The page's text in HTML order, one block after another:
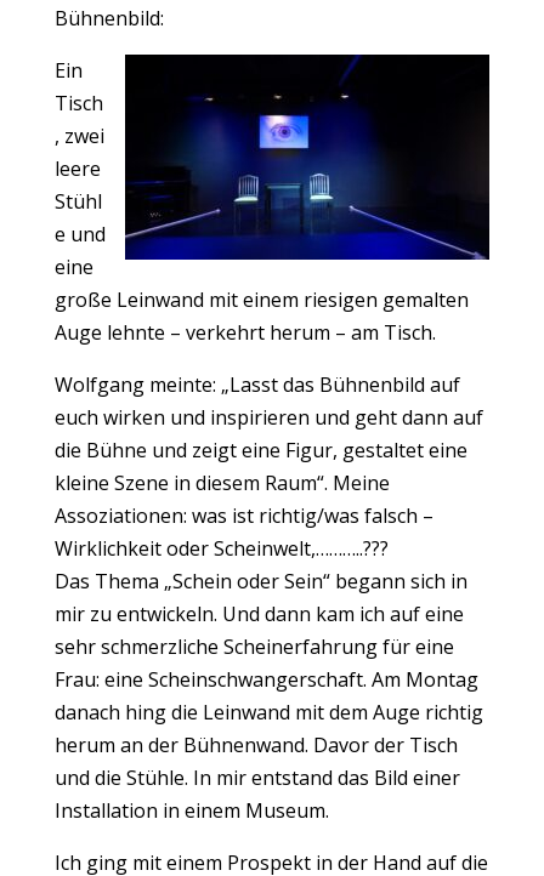
Bühnenbild:
Ein
Tisch
, zwei
leere
Stühl
e und
eine
große Leinwand mit einem riesigen gemalten
Auge lehnte – verkehrt herum – am Tisch.
Wolfgang meinte: „Lasst das Bühnenbild auf
euch wirken und inspirieren und geht dann auf
die Bühne und zeigt eine Figur, gestaltet eine
kleine Szene in diesem Raum“. Meine
Assoziationen: was ist richtig/was falsch –
Wirklichkeit oder Scheinwelt,………..???
Das Thema „Schein oder Sein“ begann sich in
mir zu entwickeln. Und dann kam ich auf eine
sehr schmerzliche Scheinerfahrung für eine
Frau: eine Scheinschwangerschaft. Am Montag
danach hing die Leinwand mit dem Auge richtig
herum an der Bühnenwand. Davor der Tisch
und die Stühle. In mir entstand das Bild einer
Installation in einem Museum.
Ich ging mit einem Prospekt in der Hand auf die